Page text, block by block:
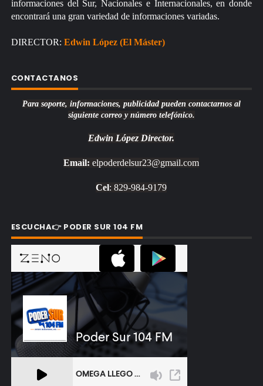
informaciones del Sur, Nacionales e Internacionales, en donde
encontrará una gran variedad de informaciones variadas.
DIRECTOR: Edwin López (El Máster)
CONTACTANOS
Para soporte, informaciones, publicidad pueden contactarnos al
siguiente correo y número telefónico.
Edwin López Director.
Email: elpoderdelsur23@gmail.com
Cel: 829-984-9179
ESCUCHA👉 PODER SUR 104 FM